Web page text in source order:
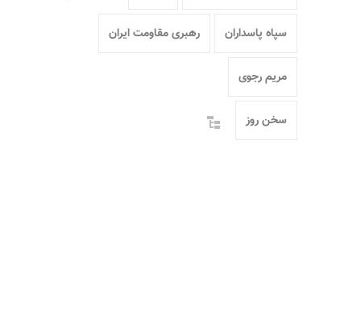
سپاه پاسداران رهبری مقاومت ایران
مریم رجوی
سخن روز